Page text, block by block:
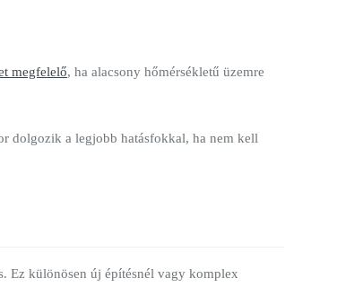
megfelelő, ha alacsony hőmérsékletű üzemre
dolgozik a legjobb hatásfokkal, ha nem kell
Ez különösen új építésnél vagy komplex